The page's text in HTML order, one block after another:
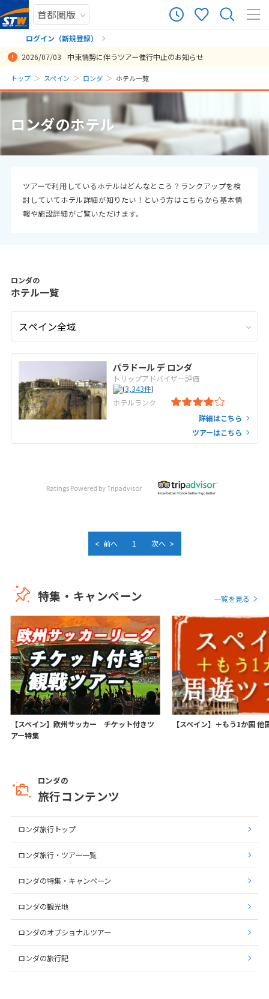
ログイン（新規登録）
まだ履歴がありません
まだ登録がありません
2026/07/03 中東情勢に伴うツアー催行中止のお知らせ
トップ スペイン ロンダ ホテル一覧
ロンダのホテル
ツアーで利用しているホテルはどんなところ？ランクアップを検
討していてホテル詳細が知りたい！という方はこちらから基本情
報や施設詳細がご覧いただけます。
ロンダの
ホテル一覧
パラドール デ ロンダ
トリップアドバイザー評価
(3,343件)
ホテルランク
詳細はこちら
ツアーはこちら
Ratings Powered by Tripadvisor
< 前へ 1 次へ >
特集・キャンペーン 一覧を見る
【スペイン】欧州サッカー チケット付きツ
アー特集
【スペイン】＋もう1か国 他
ロンダの
旅行コンテンツ
ロンダ旅行トップ
ロンダ旅行・ツアー一覧
ロンダの特集・キャンペーン
ロンダの観光地
ロンダのオプショナルツアー
ロンダの旅行記